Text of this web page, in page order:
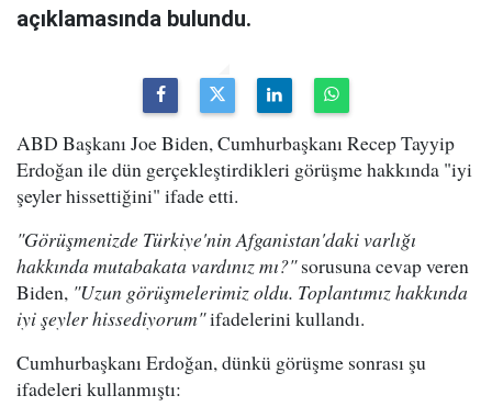
açıklamasında bulundu.
ABD Başkanı Joe Biden, Cumhurbaşkanı Recep Tayyip
Erdoğan ile dün gerçekleştirdikleri görüşme hakkında "iyi
şeyler hissettiğini" ifade etti.
"Görüşmenizde Türkiye'nin Afganistan'daki varlığı
hakkında mutabakata vardınız mı?"sorusuna cevap veren
Biden, "Uzun görüşmelerimiz oldu. Toplantımız hakkında
iyi şeyler hissediyorum"ifadelerini kullandı.
Cumhurbaşkanı Erdoğan, dünkü görüşme sonrası şu
ifadeleri kullanmıştı: